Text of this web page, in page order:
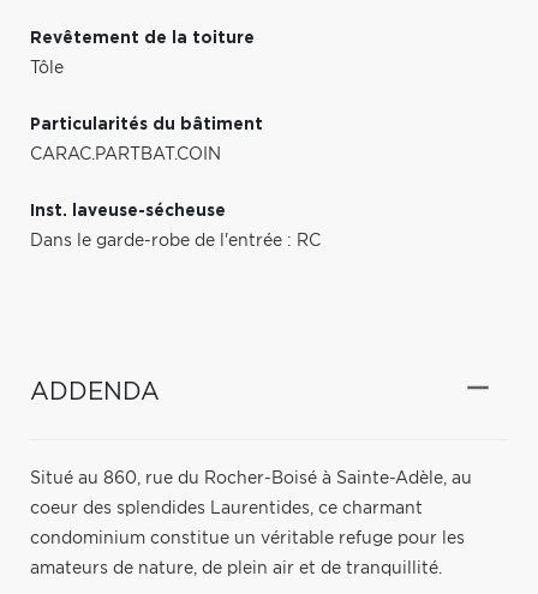
Revêtement de la toiture
Tôle
Particularités du bâtiment
CARAC.PARTBAT.COIN
Inst. laveuse-sécheuse
Dans le garde-robe de l'entrée : RC
ADDENDA
Situé au 860, rue du Rocher-Boisé à Sainte-Adèle, au
coeur des splendides Laurentides, ce charmant
condominium constitue un véritable refuge pour les
amateurs de nature, de plein air et de tranquillité.